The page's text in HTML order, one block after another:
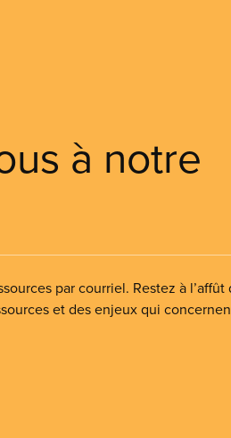
à notre
par courriel. Restez à
et des enjeux qui